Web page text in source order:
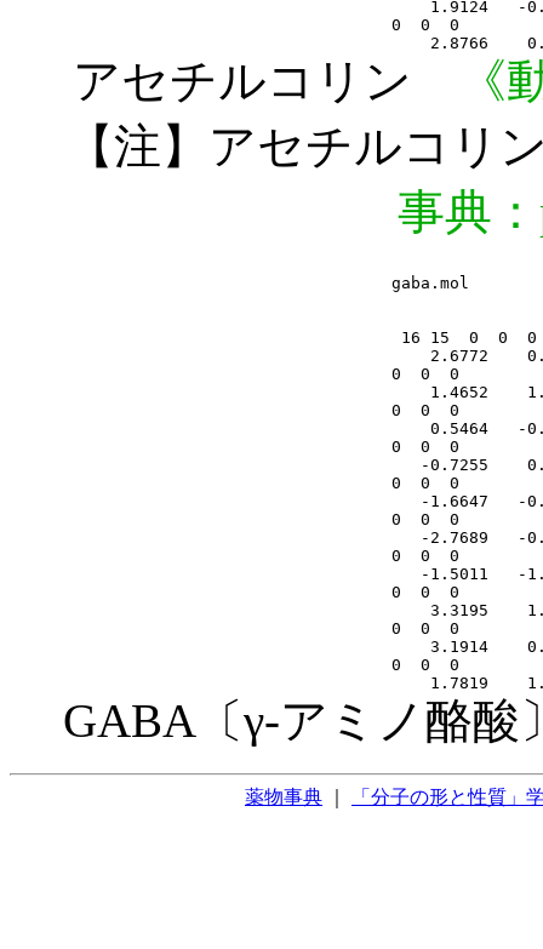
アセチルコリン 《
【注】アセチルコ
事典
GABA〔γ-アミノ酪酸
薬物事典 「分子の形と性質」